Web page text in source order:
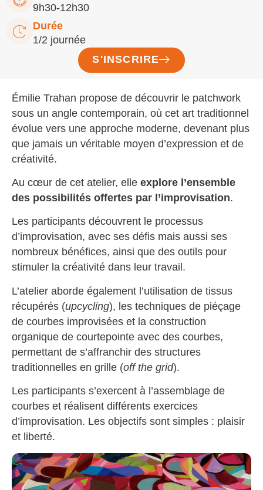
9h30-12h30
Durée
1/2 journée
S'INSCRIRE
Émilie Trahan propose de découvrir le patchwork
sous un angle contemporain, où cet art traditionnel
évolue vers une approche moderne, devenant plus
que jamais un véritable moyen d’expression et de
créativité.
Au cœur de cet atelier, elle explore l’ensemble
des possibilités offertes par l’improvisation.
Les participants découvrent le processus
d’improvisation, avec ses défis mais aussi ses
nombreux bénéfices, ainsi que des outils pour
stimuler la créativité dans leur travail.
L’atelier aborde également l’utilisation de tissus
récupérés (upcycling), les techniques de piéçage
de courbes improvisées et la construction
organique de courtepointe avec des courbes,
permettant de s’affranchir des structures
traditionnelles en grille (off the grid).
Les participants s’exercent à l’assemblage de
courbes et réalisent différents exercices
d’improvisation. Les objectifs sont simples : plaisir
et liberté.